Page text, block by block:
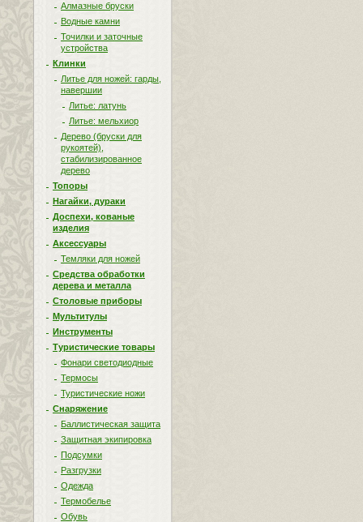
Алмазные бруски
Водные камни
Точилки и заточные
устройства
Клинки
Литье для ножей: гарды,
навершии
Литье: латунь
Литье: мельхиор
Дерево (бруски для
рукоятей),
стабилизированное
дерево
Топоры
Нагайки, дураки
Доспехи, кованые
изделия
Аксессуары
Темляки для ножей
Средства обработки
дерева и металла
Столовые приборы
Мультитулы
Инструменты
Туристические товары
Фонари светодиодные
Термосы
Туристические ножи
Снаряжение
Баллистическая защита
Защитная экипировка
Подсумки
Разгрузки
Одежда
Термобелье
Обувь